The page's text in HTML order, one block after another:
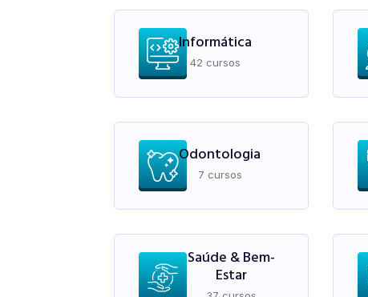
Informática
42 cursos
Odontologia
7 cursos
Saúde & Bem-
Estar